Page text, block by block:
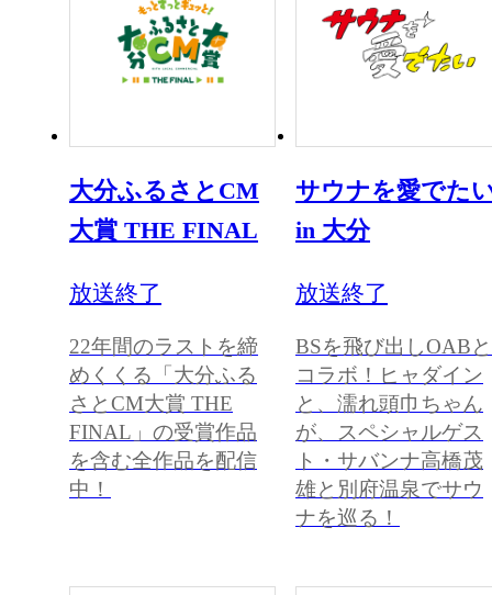
大分ふるさとCM
大賞 THE FINAL
放送終了
22年間のラストを締
めくくる「大分ふる
さとCM大賞 THE
FINAL」の受賞作品
を含む全作品を配信
中！
サウナを愛でた
in 大分
放送終了
BSを飛び出しOABと
コラボ！ヒャダイン
と、濡れ頭巾ちゃん
が、スペシャルゲス
ト・サバンナ高橋茂
雄と別府温泉でサウ
ナを巡る！